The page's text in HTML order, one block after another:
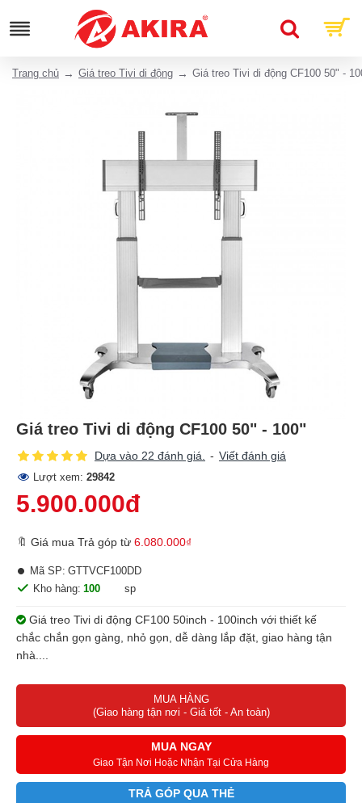
Trang chủ Giá treo Tivi di động Giá treo Tivi di động CF100 50" -
Giá treo Tivi di động CF100 50" - 100"
Dựa vào 22 đánh giá. - Viết đánh giá
Lượt xem: 29842
5.900.000đ
🔖 Giá mua Trả góp từ 6.080.000₫
Kho hàng: 100 sp
Mã SP: GTTVCF100DD
Giá treo Tivi di động CF100 50inch - 100inch với thiết kế
chắc chắn gọn gàng, nhỏ gọn, dễ dàng lắp đặt, giao hàng tận
nhà....
MUA HÀNG
(Giao hàng tận nơi - Giá tốt - An toàn)
MUA NGAY
Giao Tận Nơi Hoặc Nhận Tại Cửa Hàng
TRẢ GÓP QUA THẺ